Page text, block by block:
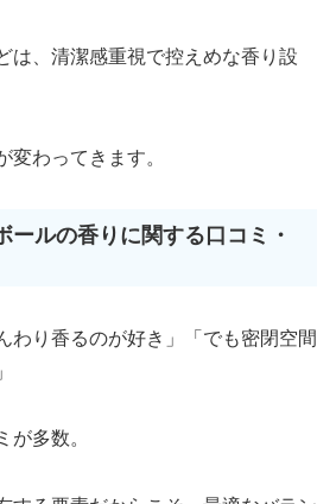
は、清潔感重視で控えめな香り設
変わってきます。
ールの香りに関する口コミ・
わり香るのが好き」「でも密閉空間
が多数。